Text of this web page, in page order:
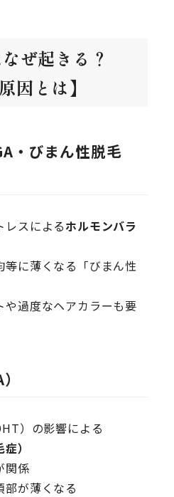
ぜ起きる？
因とは】
・びまん性脱毛
レスによるホルモンバラ
等に薄くなる「びまん性
や過度なヘアカラーも要
）の影響による
）
関係
部が薄くなる